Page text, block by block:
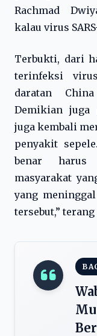
Rachmad
kalau virus
Terbukti, dari
terinfeksi
daratan
Demikian juga
juga kembali
penyakit
benar harus
masyarakat
yang meninggal
tersebut,” terang